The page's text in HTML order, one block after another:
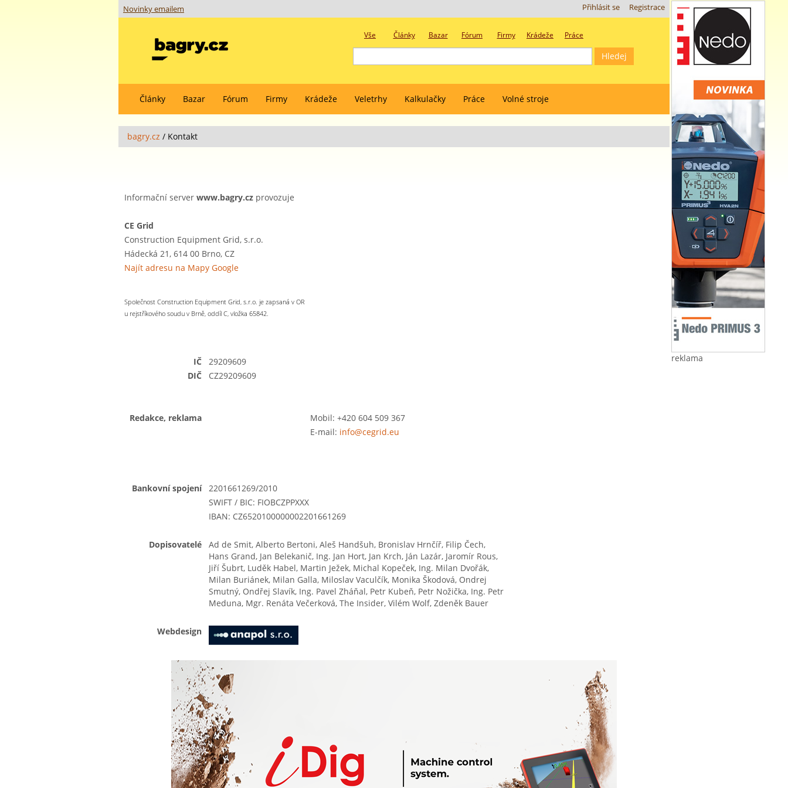
reklama
Novinky emailem Registrace
Přihlásit se
Vše Články Bazar Fórum Firmy Krádeže Práce
Články Bazar Fórum Firmy Krádeže Veletrhy Kalkulačky Práce Volné stroje
bagry.cz / Kontakt
Informační server www.bagry.cz provozuje
CE Grid
Construction Equipment Grid, s.r.o.
Hádecká 21, 614 00 Brno, CZ
Najít adresu na Mapy Google
Společnost Construction Equipment Grid, s.r.o. je zapsaná v OR
u rejstříkového soudu v Brně, oddíl C, vložka 65842.
IČ
29209609
DIČ
CZ29209609
Redakce, reklama
Mobil: +420 604 509 367
E-mail: info@cegrid.eu
Bankovní spojení
2201661269/2010
SWIFT / BIC: FIOBCZPPXXX
IBAN: CZ6520100000002201661269
Dopisovatelé
Ad de Smit, Alberto Bertoni, Aleš Handšuh, Bronislav Hrnčíř, Filip Čech,
Hans Grand, Jan Belekanič, Ing. Jan Hort, Jan Krch, Ján Lazár, Jaromír Rous,
Jiří Šubrt, Luděk Habel, Martin Ježek, Michal Kopeček, Ing. Milan Dvořák,
Milan Buriánek, Milan Galla, Miloslav Vaculčík, Monika Škodová, Ondrej
Smutný, Ondřej Slavík, Ing. Pavel Zháňal, Petr Kubeň, Petr Nožička, Ing. Petr
Meduna, Mgr. Renáta Večerková, The Insider, Vilém Wolf, Zdeněk Bauer
Webdesign